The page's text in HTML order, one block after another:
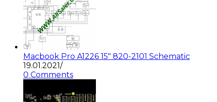
Macbook Pro A1226 15″ 820-2101 Schematic
19.01.2021/
0 Comments